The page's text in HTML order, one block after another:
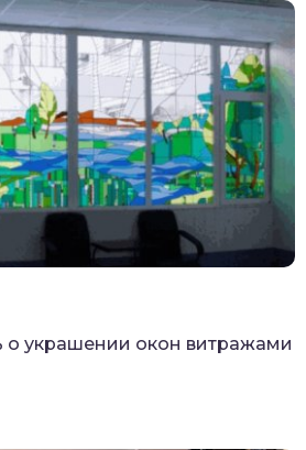
о украшении окон витражами